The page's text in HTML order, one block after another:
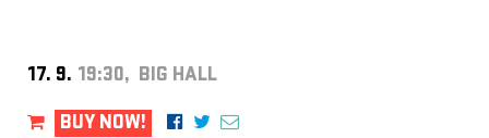
17. 9. 19:30, BIG HALL
BUY NOW!